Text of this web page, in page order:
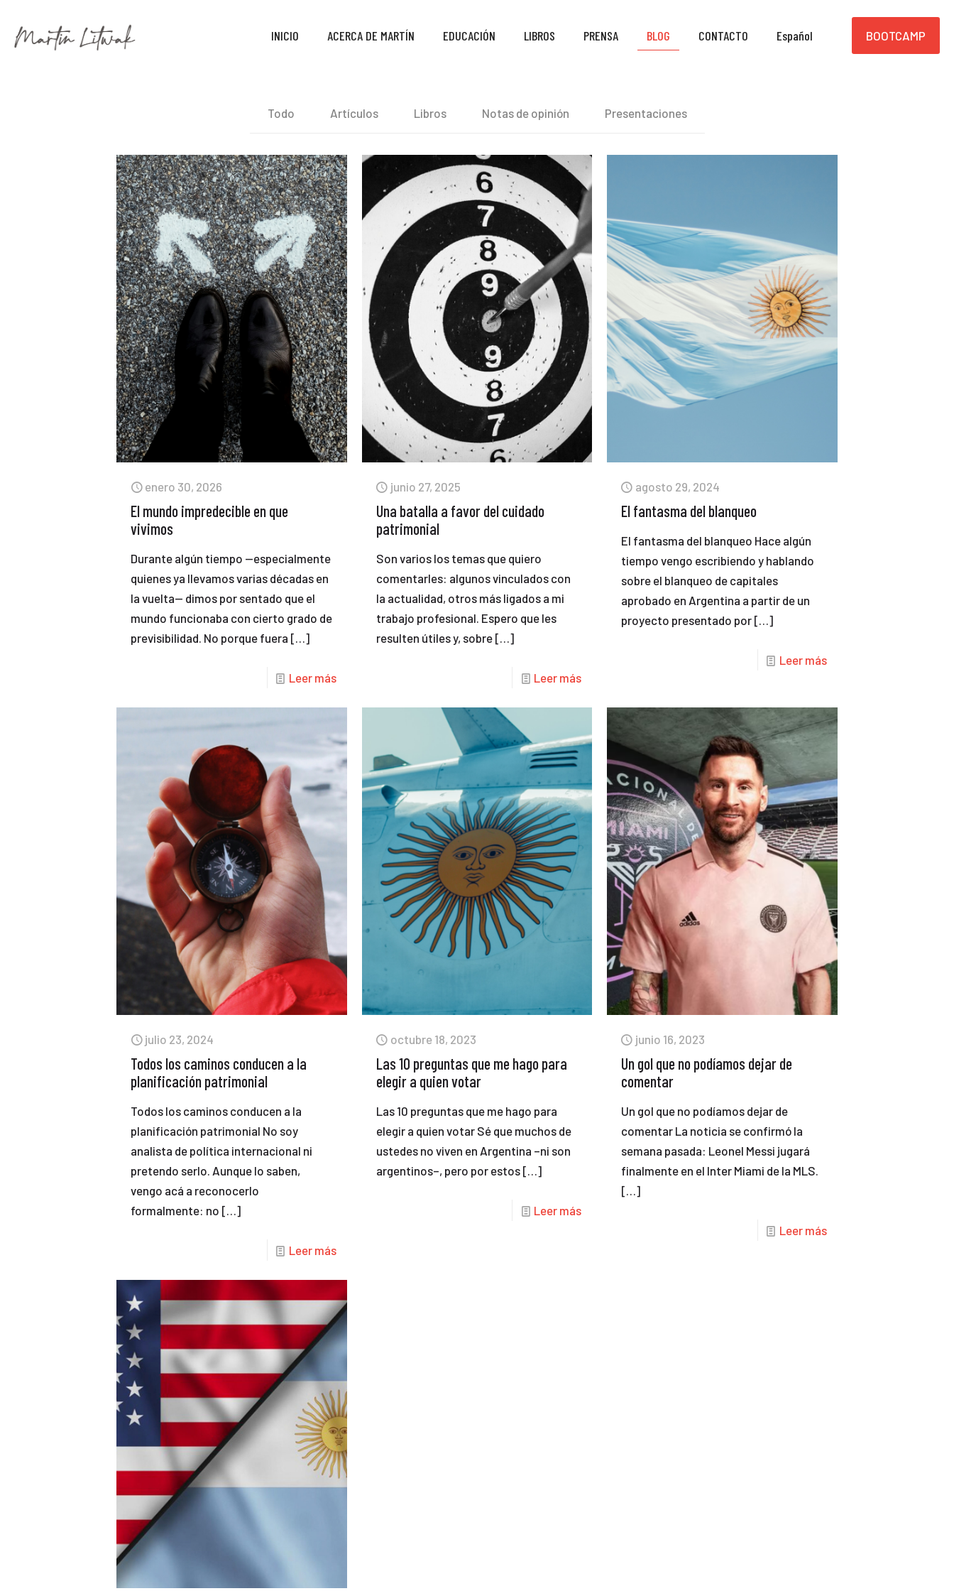
INICIO ACERCA DE MARTÍN EDUCACIÓN LIBROS PRENSA BLOG CONTACTO Español BOOTCAMP
Todo Artículos Libros Notas de opinión Presentaciones
enero 30, 2026
El mundo impredecible en que
vivimos
Durante algún tiempo —especialmente
quienes ya llevamos varias décadas en
la vuelta— dimos por sentado que el
mundo funcionaba con cierto grado de
previsibilidad. No porque fuera […]
Leer más
junio 27, 2025
Una batalla a favor del cuidado
patrimonial
Son varios los temas que quiero
comentarles: algunos vinculados con
la actualidad, otros más ligados a mi
trabajo profesional. Espero que les
resulten útiles y, sobre[…]
Leer más
agosto 29, 2024
El fantasma del blanqueo
El fantasma del blanqueo Hace algún
tiempo vengo escribiendo y hablando
sobre el blanqueo de capitales
aprobado en Argentina a partir de un
proyecto presentado por[…]
Leer más
julio 23, 2024
Todos los caminos conducen a la
planificación patrimonial
Todos los caminos conducen a la
planificación patrimonial No soy
analista de política internacional ni
pretendo serlo. Aunque lo saben,
vengo acá a reconocerlo
formalmente: no […]
Leer más
octubre 18, 2023
Las 10 preguntas que me hago para
elegir a quien votar
Las 10 preguntas que me hago para
elegir a quien votar Sé que muchos de
ustedes no viven en Argentina –ni son
argentinos–, pero por estos[…]
Leer más
junio 16, 2023
Un gol que no podíamos dejar de
comentar
Un gol que no podíamos dejar de
comentar La noticia se confirmó la
semana pasada: Leonel Messi jugará
finalmente en el Inter Miami de la MLS.
[…]
Leer más